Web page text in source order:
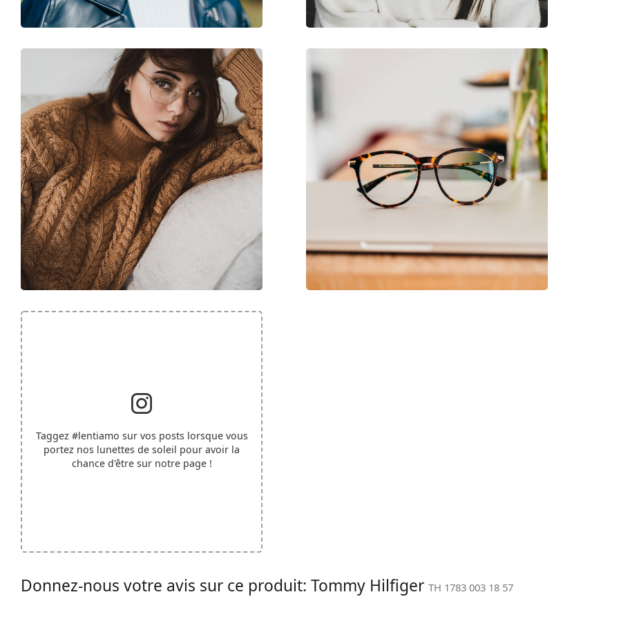
Marque:
Tommy Hilfiger
Taggez #lentiamo sur vos posts lorsque vous
portez nos lunettes de soleil pour avoir la
chance d'être sur notre page !
Donnez-nous votre avis sur ce produit: Tommy Hilfiger TH 1783 003 18 57